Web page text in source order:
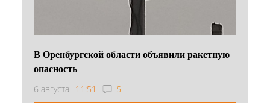
В Оренбургской области объявили ракетную
опасность
6 августа 11:51 5